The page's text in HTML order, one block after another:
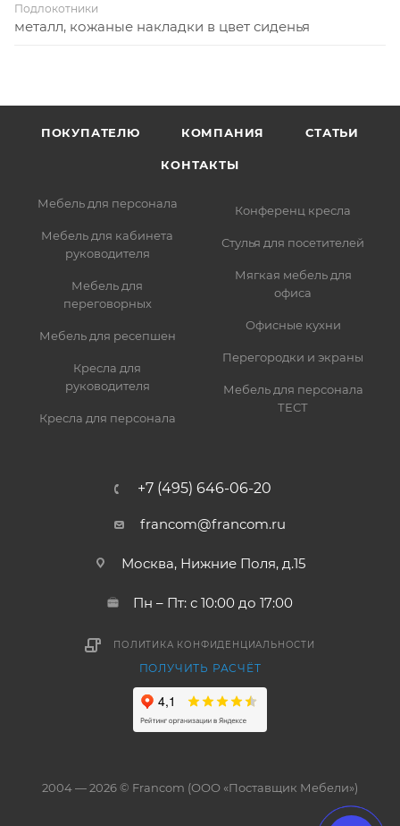
Подлокотники
металл, кожаные накладки в цвет сиденья
ПОКУПАТЕЛЮ КОМПАНИЯ СТАТЬИ
КОНТАКТЫ
Мебель для персонала
Мебель для кабинета
руководителя
Мебель для
переговорных
Мебель для ресепшен
Кресла для
руководителя
Кресла для персонала
Конференц кресла
Стулья для посетителей
Мягкая мебель для
офиса
Офисные кухни
Перегородки и экраны
Мебель для персонала
ТЕСТ
+7 (495) 646-06-20
francom@francom.ru
Москва, Нижние Поля, д.15
Пн – Пт: с 10:00 до 17:00
ПОЛИТИКА КОНФИДЕНЦИАЛЬНОСТИ
ПОЛУЧИТЬ РАСЧЁТ
2004 — 2026 © Francom (ООО «Поставщик Мебели»)